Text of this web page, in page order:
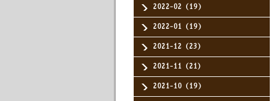
2022-02（19）
2022-01（19）
2021-12（23）
2021-11（21）
2021-10（19）